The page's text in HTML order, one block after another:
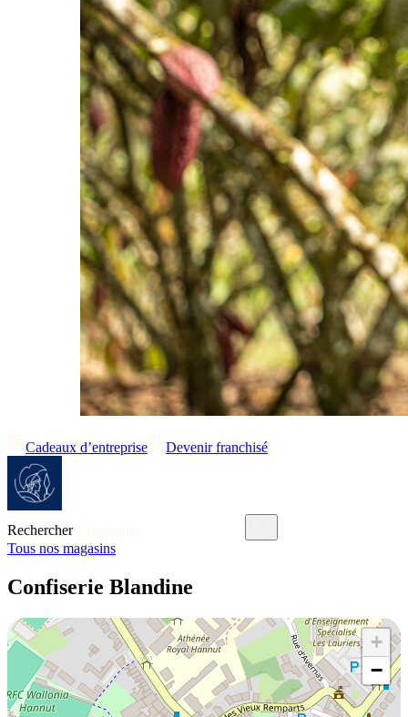
Cadeaux d’entreprise Devenir franchisé
Rechercher
Tous nos magasins
Confiserie Blandine
+
−